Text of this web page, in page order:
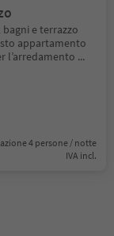
e terrazzo
appartamento
l’arredamento ...
4 persone / notte
IVA incl.